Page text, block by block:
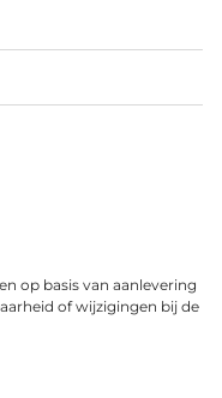
optie voor
zijn
goed voor vele
op basis van aanlevering
of wijzigingen bij de